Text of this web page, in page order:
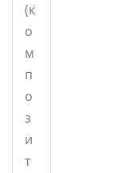
(к
о
м
п
о
з
и
т